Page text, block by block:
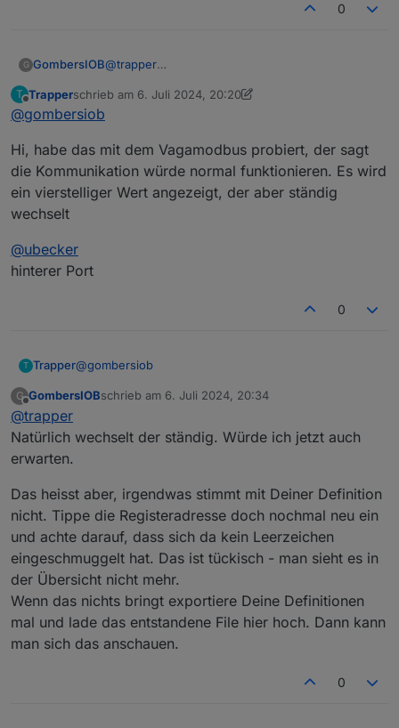
0
G GombersIOB@trapper
einem Modbus-Client an. Ich verwende den
man nichts falsch eingestellt hat. Wenn der auch
0 für das Register anzeigt würde ich mich mal
mit.
T
Offline
Trapperschrieb am 6. Juli 2024, 20:20
zuletzt editiert von Trapper7. Juni 2024, 22:22
@gombersiob
Hi, habe das mit dem Vagamodbus probiert, der sagt
die Kommunikation würde normal funktionieren. Es wird
ein vierstelliger Wert angezeigt, der aber ständig
wechselt
@ubecker
hinterer Port
0
T Trapper@gombersiob
Hi, habe das mit dem Vagamodbus probiert, der sagt
wird ein vierstelliger Wert angezeigt, der aber ständig
@ubecker
G
Offline
GombersIOBschrieb am 6. Juli 2024, 20:34
zuletzt editiert von
@trapper
Natürlich wechselt der ständig. Würde ich jetzt auch
erwarten.
Das heisst aber, irgendwas stimmt mit Deiner Definition
nicht. Tippe die Registeradresse doch nochmal neu ein
und achte darauf, dass sich da kein Leerzeichen
eingeschmuggelt hat. Das ist tückisch - man sieht es in
der Übersicht nicht mehr.
Wenn das nichts bringt exportiere Deine Definitionen
mal und lade das entstandene File hier hoch. Dann kann
man sich das anschauen.
0